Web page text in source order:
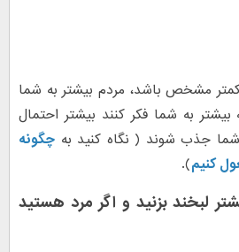
مشخص باشد، مردم بیشتر به شما
به شما فکر کنند بیشتر احتمال
جذب شوند ( نگاه کنید به چگونه
کنیم).
لبخند بزنید و اگر مرد هستید